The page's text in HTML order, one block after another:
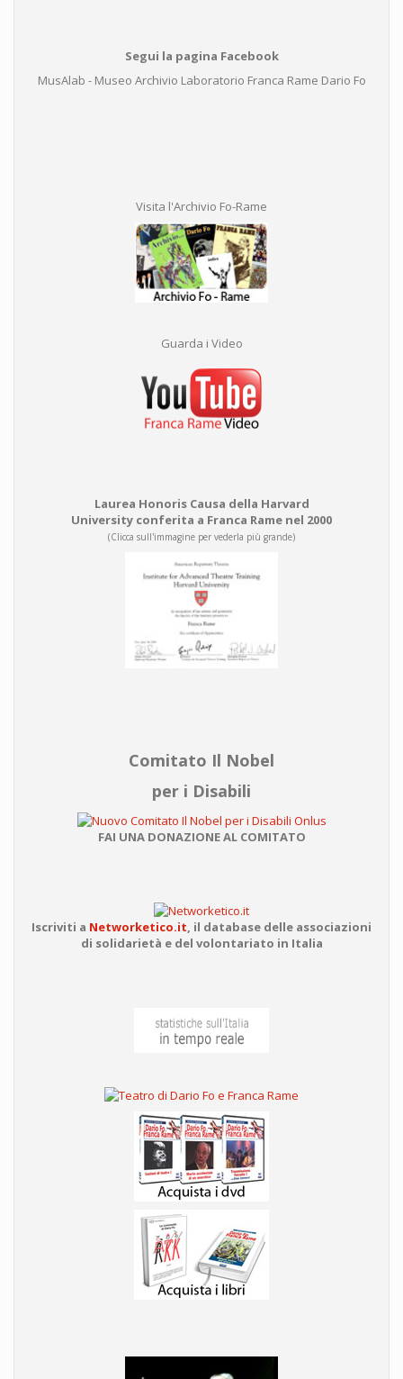
Segui la pagina Facebook
MusAlab - Museo Archivio Laboratorio Franca Rame Dario Fo
Visita l'Archivio Fo-Rame
Guarda i Video
Laurea Honoris Causa della Harvard
University conferita a Franca Rame nel 2000
(Clicca sull'immagine per vederla più grande)
Comitato Il Nobel
per i Disabili
FAI UNA DONAZIONE AL COMITATO
Iscriviti a Networketico.it, il database delle associazioni
di solidarietà e del volontariato in Italia